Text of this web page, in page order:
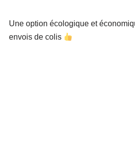
Une option écologique et
envois de colis